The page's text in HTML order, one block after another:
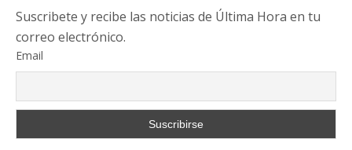
Suscribete y recibe las noticias de Última Hora en tu
correo electrónico.
Email